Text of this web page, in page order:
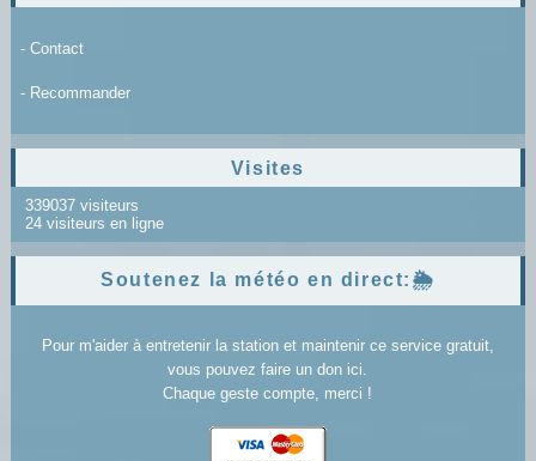
- Contact
- Recommander
Visites
339037 visiteurs
24 visiteurs en ligne
Soutenez la météo en direct:🌦️
Pour m'aider à entretenir la station et maintenir ce service gratuit,
vous pouvez faire un don ici.
Chaque geste compte, merci !